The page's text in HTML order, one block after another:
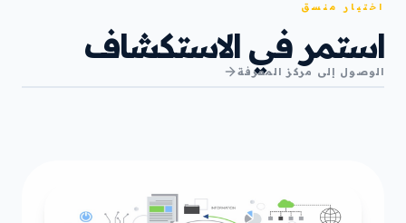
اختيار منسق
استمر في الاستكشاف
الوصول إلى مركز المعرفة